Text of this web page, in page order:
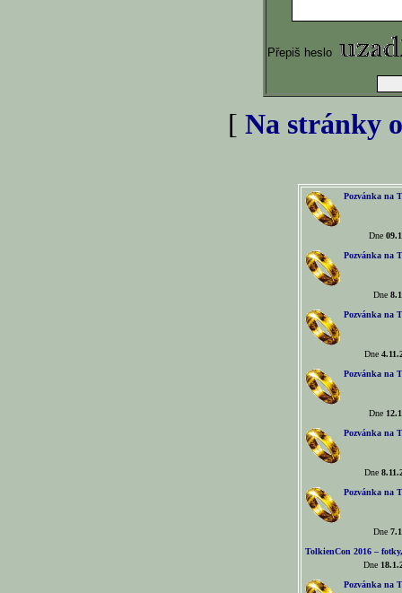
Přepiš heslo
[ Na stránky
Pozvánka na
Dne
Pozvánka na
Dne
Pozvánka na
Dne
Pozvánka na
Dne
Pozvánka na
Dne
Pozvánka na
Dne
TolkienCon 2016 –
Dne
Pozvánka na